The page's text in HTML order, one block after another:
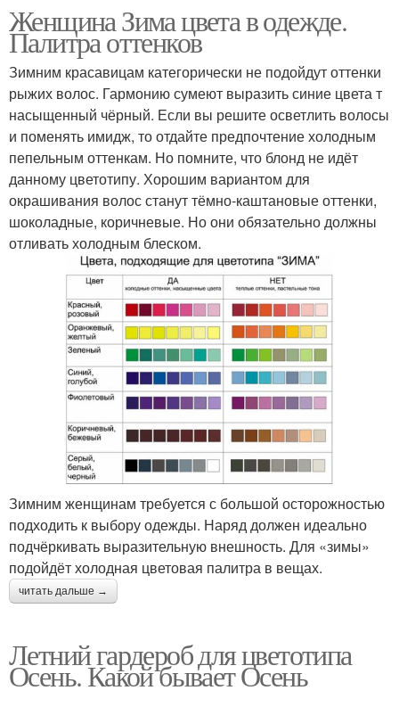
Женщина Зима цвета в одежде.
Палитра оттенков
Зимним красавицам категорически не подойдут оттенки
рыжих волос. Гармонию сумеют выразить синие цвета т
насыщенный чёрный. Если вы решите осветлить волосы
и поменять имидж, то отдайте предпочтение холодным
пепельным оттенкам. Но помните, что блонд не идёт
данному цветотипу. Хорошим вариантом для
окрашивания волос станут тёмно-каштановые оттенки,
шоколадные, коричневые. Но они обязательно должны
отливать холодным блеском.
Зимним женщинам требуется с большой осторожностью
подходить к выбору одежды. Наряд должен идеально
подчёркивать выразительную внешность. Для «зимы»
подойдёт холодная цветовая палитра в вещах.
читать дальше →
Летний гардероб для цветотипа
Осень. Какой бывает Осень